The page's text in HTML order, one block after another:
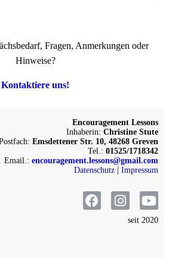
Fragen, Anmerkungen oder
Hinweise?
Kontaktiere uns!
Encouragement Lessons
Inhaberin: Christine Stute
Emsdettener Str. 10, 48268 Greven
Tel.: 01525/1718342
Email.: encouragement.lessons@gmail.com
Datenschutz
Impressum
seit 2020